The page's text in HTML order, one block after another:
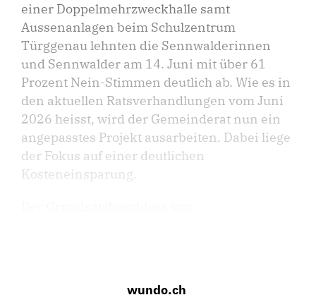
einer Doppelmehrzweckhalle samt
Aussenanlagen beim Schulzentrum
Türggenau lehnten die Sennwalderinnen
und Sennwalder am 14. Juni mit über 61
Prozent Nein-Stimmen deutlich ab. Wie es in
den aktuellen Ratsverhandlungen vom Juni
2026 heisst, wird der Gemeinderat nun ein
angepasstes Projekt ausarbeiten. Dabei liege
der Fokus auf einer deutlichen
Kosteneinsparung.
wundo.ch